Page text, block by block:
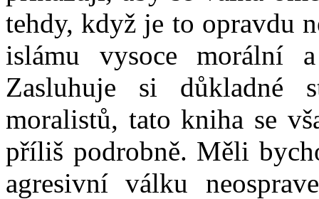
tehdy, když je to opravdu
islámu vysoce morální
Zasluhuje si důkladné
moralistů, tato kniha se
příliš podrobně. Měli
agresivní válku